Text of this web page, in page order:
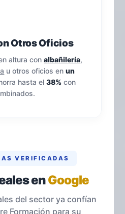
Otros Oficios
altura conalbañilería,
u otros oficios enun
hasta el38% con
VERIFICADAS
enGoogle
del sector ya confían
Formación para su